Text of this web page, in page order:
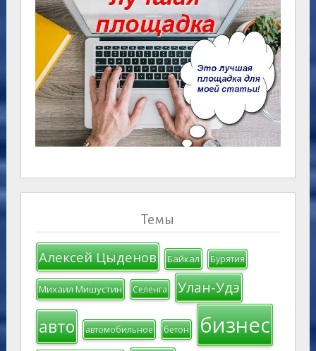
Темы
Алексей Цыденов Байкал Бурятия
Михаил Мишустин Селенга Улан-Удэ
авто автомобильное бетон бизнес